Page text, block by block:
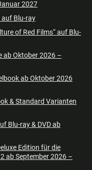
2027
auf Blu-ray
of Red Films“ auf Blu-
ab Oktober 2026 –
ab Oktober 2026
& Standard Varianten
Blu-ray & DVD ab
Edition für die
ab September 2026 –